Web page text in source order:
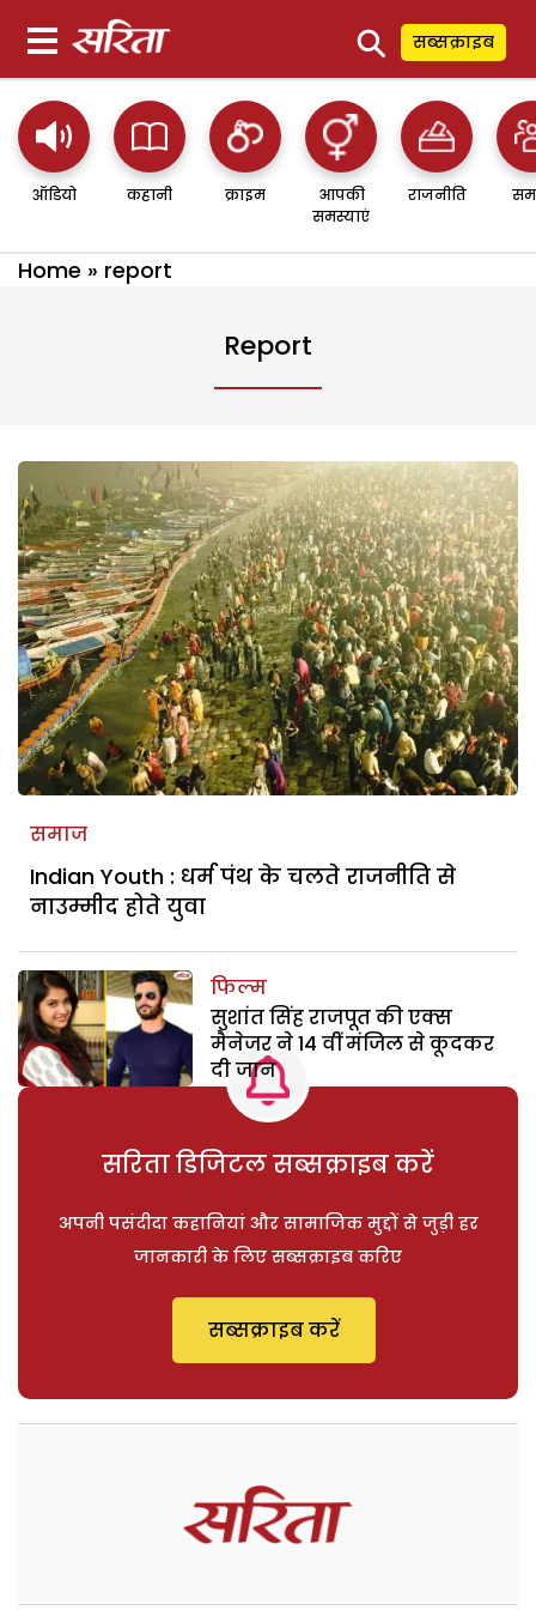
⚲ सब्सक्राइब
ऑडियो कहानी क्राइम
आपकी
समस्याएं
राजनीति
Home » report
Report
समाज
Indian Youth : धर्म पंथ के चलते राजनीति से
नाउम्मीद होते युवा
फिल्म
सुशांत सिंह राजपूत की एक्स
मैनेजर ने 14 वीं मंजिल से कूदकर
दी जान
सरिता डिजिटल सब्सक्राइब करें
अपनी पसंदीदा कहानियां और सामाजिक मुद्दों से जुड़ी हर
जानकारी के लिए सब्सक्राइब करिए
सब्सक्राइब करें